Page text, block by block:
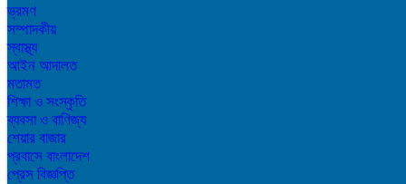
ভ্রমণ
সম্পাদকীয়
স্বাস্থ্য
আইন আদালত
মতামত
শিক্ষা ও সংস্কৃতি
ব্যবসা ও বাণিজ্য
শেয়ার বাজার
প্রবাসে বাংলাদেশ
প্রেস বিজ্ঞপ্তি